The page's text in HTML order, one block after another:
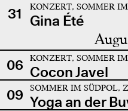
31
KONZERT, SOMMER
Gina Été
06 KONZERT, SOMMER
Cocon Javel
09
SOMMER IM SÜDPOL,
Yoga an der